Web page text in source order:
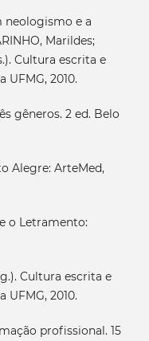
neologismo e a
Marildes;
Cultura escrita e
2010.
gêneros. 2 ed. Belo
Alegre: ArteMed,
o Letramento:
Cultura escrita e
2010.
profissional. 15